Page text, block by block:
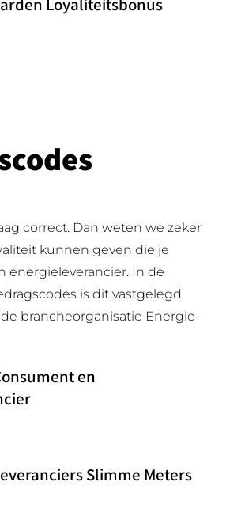
Loyaliteitsbonus
correct. Dan weten we zeker
kunnen geven die je
energieleverancier. In de
is dit vastgelegd
brancheorganisatie Energie-
en
Slimme Meters